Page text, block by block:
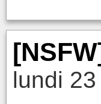
lundi